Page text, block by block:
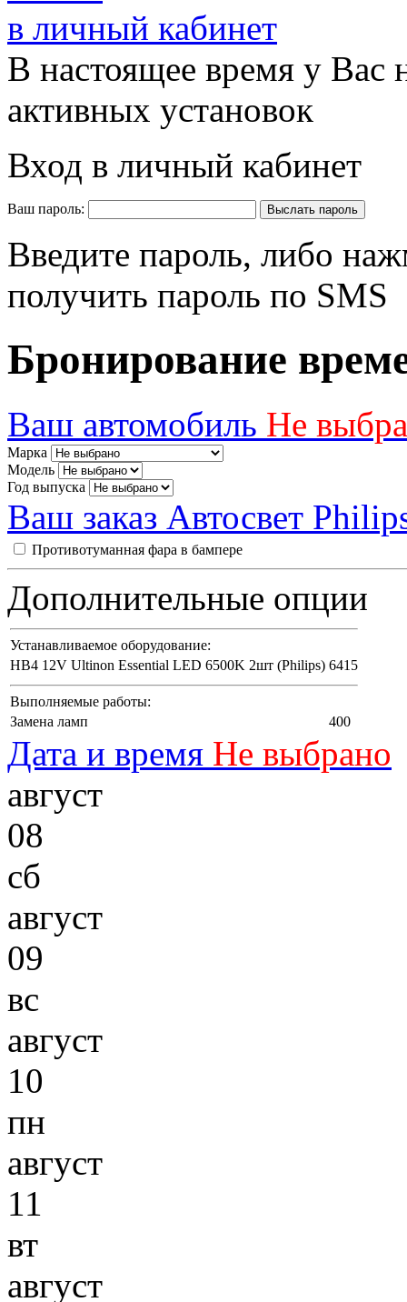
в личный кабинет
В настоящее время у Вас
активных установок
Вход в личный кабинет
Ваш пароль:
Введите пароль, либо
получить пароль по SMS
Бронирование
Ваш автомобиль Не
Марка
Модель
Год выпуска
Ваш заказ Автосвет
Противотуманная фара в бампере
Дополнительные опции
Устанавливаемое оборудование:
HB4 12V Ultinon Essential LED 6500K 2шт (Philips) 6415
Выполняемые работы:
Замена ламп
400
Дата и время Не выбрано
август
08
сб
август
09
вс
август
10
пн
август
11
вт
август